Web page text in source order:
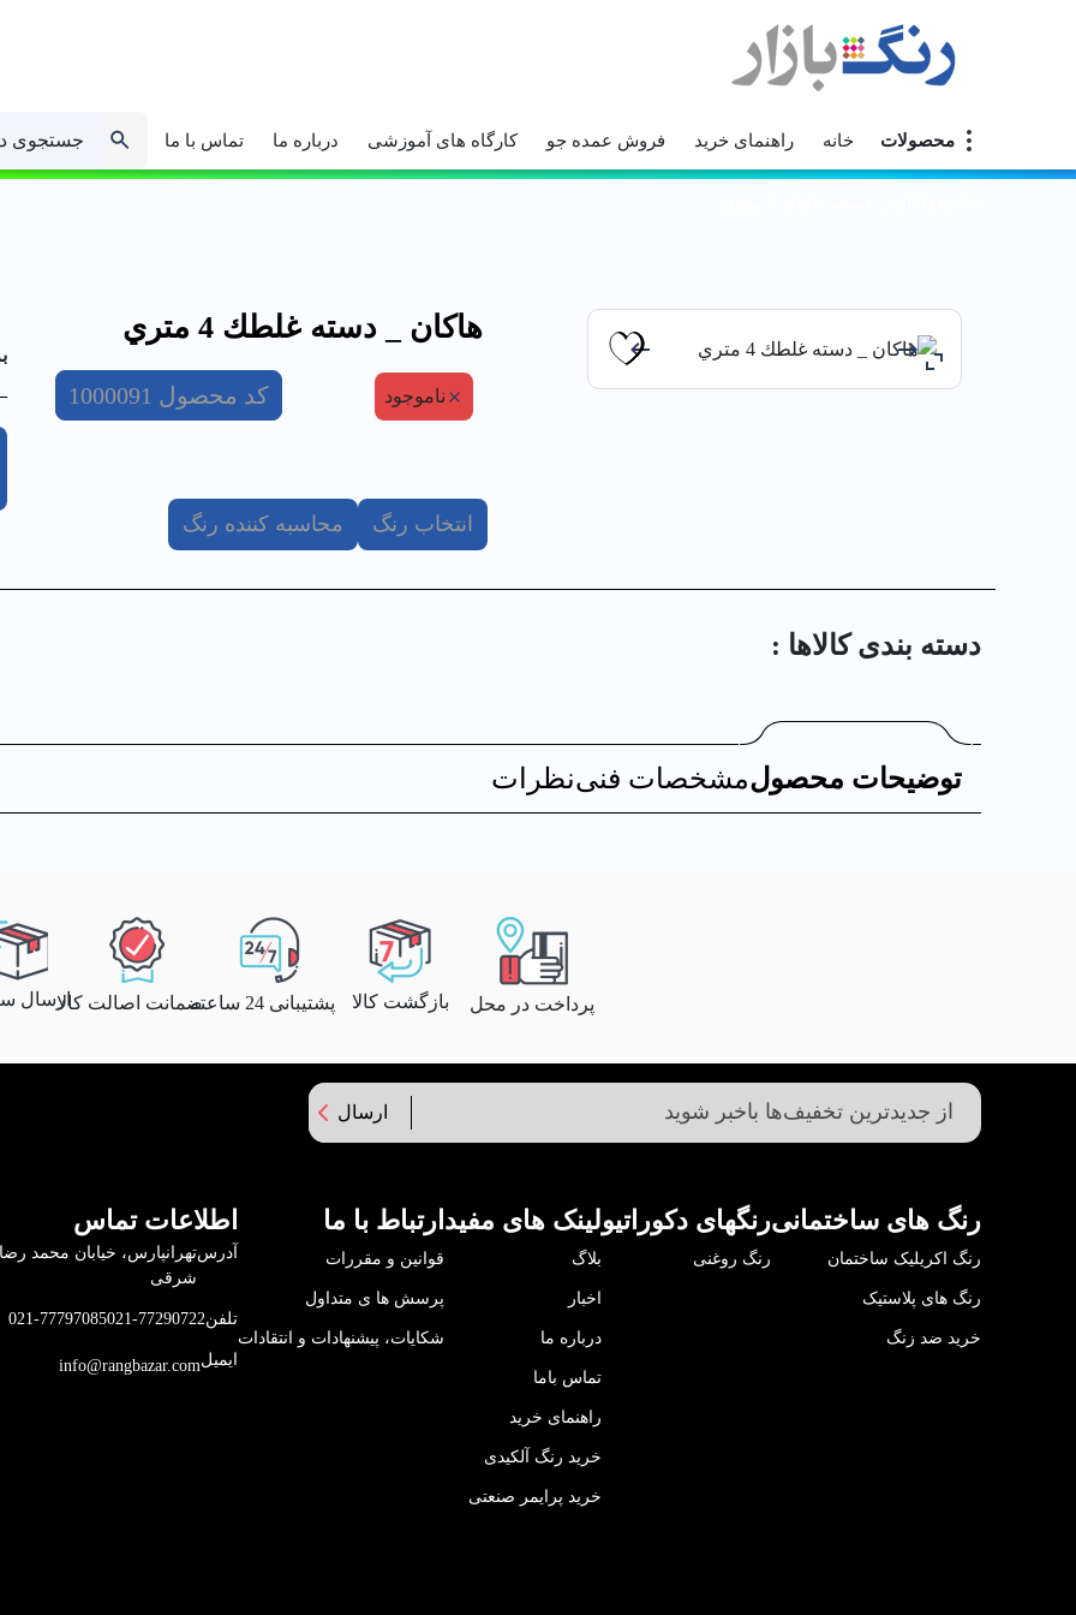
محصولات خانه راهنمای خرید فروش عمده جو کارگاه های آموزشی درباره ما تماس با ما جستجوی
هاكان _ دسته غلطك 4 متري
ناموجود کد محصول 1000091
انتخاب رنگ محاسبه کننده رنگ
دسته بندی کالا‌ها :
توضیحات محصولمشخصات فنینظرات
پرداخت در محل بازگشت کالا پشتیبانی 24 ساعته ضمانت اصالت کالاارسال
ارسال
رنگ های ساختمانی
رنگ اکریلیک ساختمان
رنگ های پلاستیک
خرید ضد زنگ
رنگهای دکوراتیو
رنگ روغنی
لینک های مفید
بلاگ
اخبار
درباره ما
تماس باما
راهنمای خرید
خرید رنگ آلکیدی
خرید پرایمر صنعتی
ارتباط با ما
قوانین و مقررات
پرسش ها ی متداول
شکایات، پیشنهادات و انتقادات
اطلاعات تماس
آدرس
شرقی
تلفن021-77290722
021-77797085
ایمیلinfo@rangbazar.com